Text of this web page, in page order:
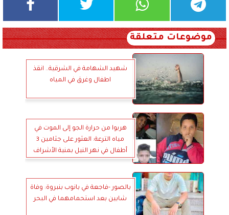
موضوعات متعلقة
شهيد الشهامة في الشرقية.. انقذ
اطفال وغرق في المياه
هربوا من حرارة الجو إلى الموت في
مياه الترعة: العثور على جثامين 3
أطفال في نهر النيل بمنية الأشراف
بالصور -فاجعة في بانوب بنبروة: وفاة
شابين بعد استحمامهما في البحر